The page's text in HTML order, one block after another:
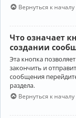
Вернуться к началу
Что означает
создании
Эта кнопка
закончить и
сообщения
раздела.
Вернуться к началу